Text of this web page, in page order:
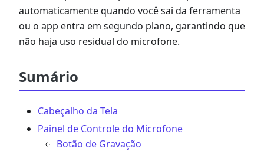
automaticamente quando você sai da ferramenta
ou o app entra em segundo plano, garantindo que
não haja uso residual do microfone.
Sumário
Cabeçalho da Tela
Painel de Controle do Microfone
Botão de Gravação